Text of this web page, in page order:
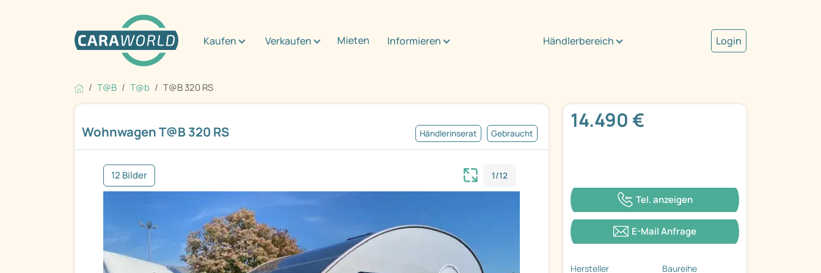
Kaufen Verkaufen Mieten Informieren Händlerbereich Login
T@B T@b T@B 320 RS
Wohnwagen T@B 320 RS Händlerinserat Gebraucht
12 Bilder 1/12
14.490 €
Tel. anzeigen
E-Mail Anfrage
Hersteller Baureihe